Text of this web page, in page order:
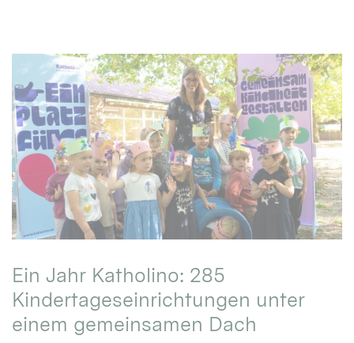
Ein Jahr Katholino: 285
Kindertageseinrichtungen unter
einem gemeinsamen Dach